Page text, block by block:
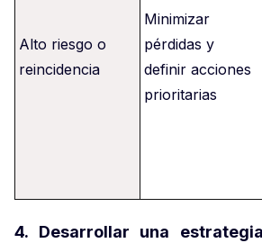
Alto riesgo o
reincidencia
Minimizar
pérdidas y
definir acciones
prioritarias
4. Desarrollar una